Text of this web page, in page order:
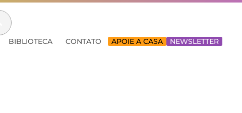
BIBLIOTECA CONTATO APOIE A CASA NEWSLETTER